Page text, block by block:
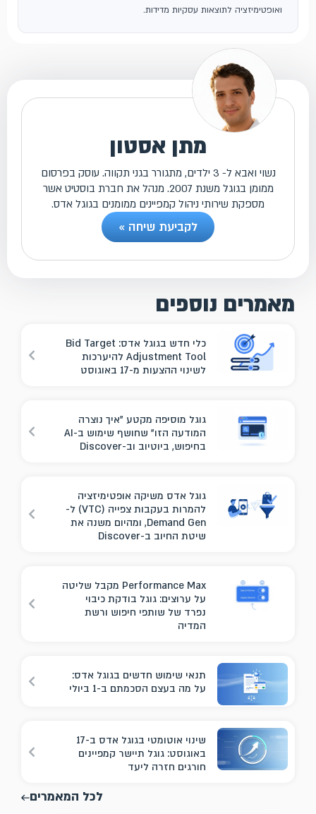
ואופטימיזציה לתוצאות עסקיות מדידות.
מתן אסטון
נשוי ואבא ל- 3 ילדים, מתגורר בגני תקווה. עוסק בפרסום
ממומן בגוגל משנת 2007. מנהל את חברת בוסטיט אשר
מספקת שירותי ניהול קמפיינים ממומנים בגוגל אדס.
לקביעת שיחה »
מאמרים נוספים
כלי חדש בגוגל אדס: Bid Target
Adjustment Tool להיערכות
לשינוי ההצעות מ-17 באוגוסט
גוגל מוסיפה מקטע "איך נוצרה
המודעה הזו" שחושף שימוש ב-AI
בחיפוש, ביוטיוב וב-Discover
גוגל אדס משיקה אופטימיזציה
להמרות בעקבות צפייה (VTC) ל-
Demand Gen, ומהיום משנה את
שיטת החיוב ב-Discover
Performance Max מקבל שליטה
על ערוצים: גוגל בודקת כיבוי
נפרד של שותפי חיפוש ורשת
המדיה
תנאי שימוש חדשים בגוגל אדס:
על מה בעצם הסכמתם ב-1 ביולי
שינוי אוטומטי בגוגל אדס ב-17
באוגוסט: גוגל תיישר קמפיינים
חורגים חזרה ליעד
לכל המאמרים